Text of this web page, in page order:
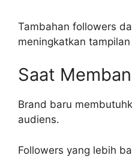
Tambahan followers
meningkatkan
Saat
Brand baru
audiens.
Followers yang lebih